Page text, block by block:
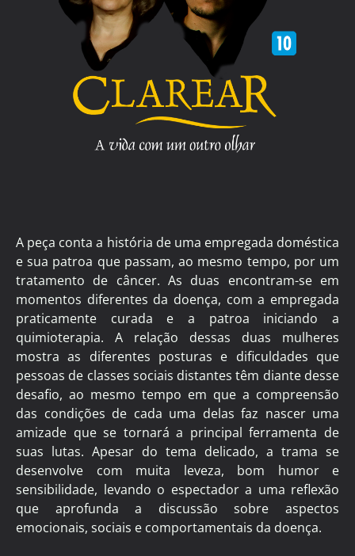
A peça conta a história de uma empregada doméstica
e sua patroa que passam, ao mesmo tempo, por um
tratamento de câncer. As duas encontram-se em
momentos diferentes da doença, com a empregada
praticamente curada e a patroa iniciando a
quimioterapia. A relação dessas duas mulheres
mostra as diferentes posturas e dificuldades que
pessoas de classes sociais distantes têm diante desse
desafio, ao mesmo tempo em que a compreensão
das condições de cada uma delas faz nascer uma
amizade que se tornará a principal ferramenta de
suas lutas. Apesar do tema delicado, a trama se
desenvolve com muita leveza, bom humor e
sensibilidade, levando o espectador a uma reflexão
que aprofunda a discussão sobre aspectos
emocionais, sociais e comportamentais da doença.